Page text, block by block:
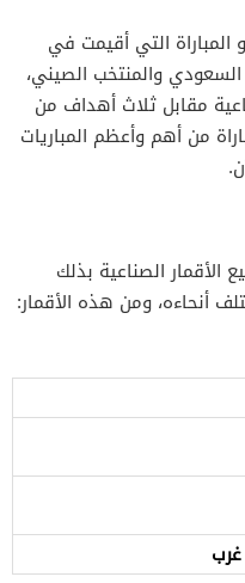
التي أقيمت في
المنتخب السعودي والمنتخب الصيني،
مقابل ثلاث أهداف من
من أهم وأعظم المباريات
الصناعية بذلك
أنحاءه، ومن هذه الأقمار: